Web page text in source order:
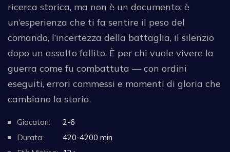
ricerca storica, ma non è un documento: è
un’esperienza che ti fa sentire il peso del
comando, l’incertezza della battaglia, il silenzio
dopo un assalto fallito. È per chi vuole vivere la
guerra come fu combattuta — con ordini
eseguiti, errori commessi e momenti di gloria che
cambiano la storia.
Giocatori:
2-6
Durata:
420-4200 min